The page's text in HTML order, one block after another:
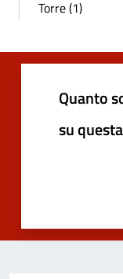
Torre (1)
Quanto
su